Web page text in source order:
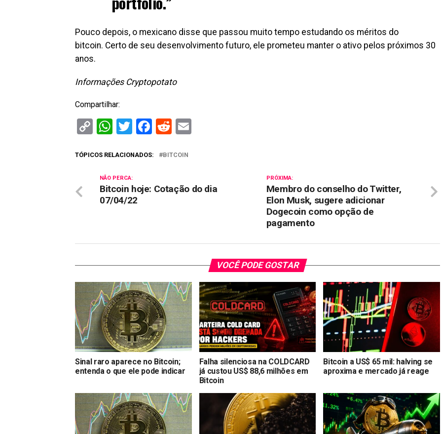
Pouco depois, o mexicano disse que passou muito tempo estudando os méritos do
bitcoin. Certo de seu desenvolvimento futuro, ele prometeu manter o ativo pelos próximos 30
anos.
Informações Cryptopotato
Compartilhar:
CopyWhatsApp
Twitter
Facebook
Reddit
TÓPICOS RELACIONADOS: BITCOIN
PRÓXIMA:
Membro do conselho do Twitter,
Elon Musk, sugere adicionar
Dogecoin como opção de
pagamento
NÃO PERCA:
Bitcoin hoje: Cotação do dia
07/04/22
VOCÊ PODE GOSTAR
Sinal raro aparece no Bitcoin;
entenda o que ele pode indicar
Falha silenciosa na COLDCARD
já custou US$ 88,6 milhões em
Bitcoin
Bitcoin a US$ 65 mil: halving se
aproxima e mercado já reage